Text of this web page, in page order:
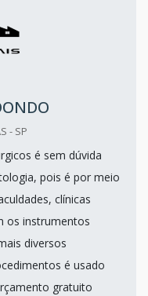
- SP
é sem dúvida
pois é por meio
clínicas
os instrumentos
diversos
é usado
gratuito